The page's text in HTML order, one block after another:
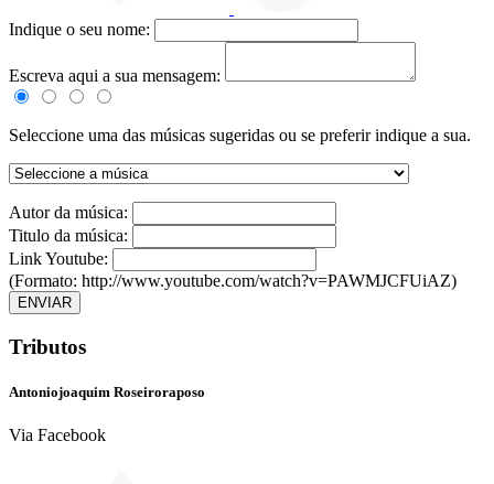
Indique o seu nome:
Escreva aqui a sua mensagem:
Seleccione uma das músicas sugeridas ou se preferir indique a sua.
Autor da música:
Titulo da música:
Link Youtube:
(Formato: http://www.youtube.com/watch?v=PAWMJCFUiAZ)
ENVIAR
Tributos
Antoniojoaquim Roseiroraposo
Via Facebook